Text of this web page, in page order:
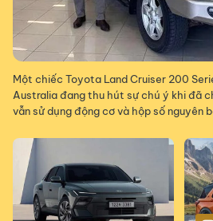
Một chiếc Toyota Land Cruiser 200
Australia đang thu hút sự chú ý khi đã
vẫn sử dụng động cơ và hộp số nguyên